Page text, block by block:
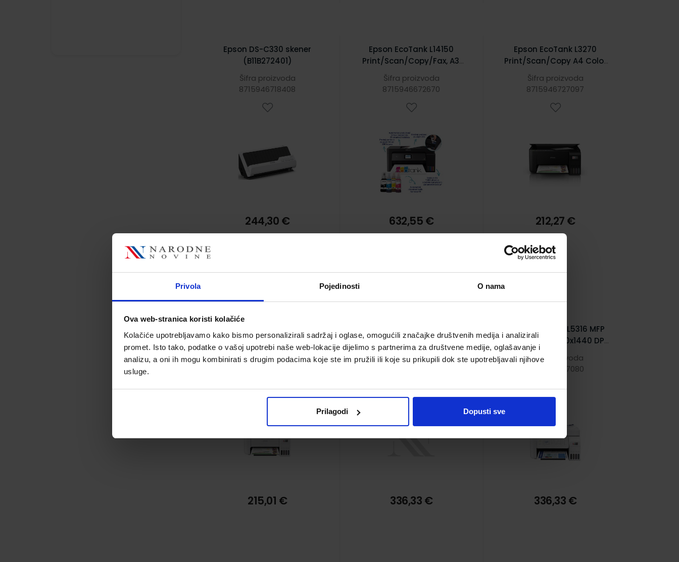
Privola Pojedinosti O nama
Ova web-stranica koristi kolačiće
Kolačiće upotrebljavamo kako bismo personalizirali sadržaj i oglase, omogućili značajke društvenih medija i analizirali
promet. Isto tako, podatke o vašoj upotrebi naše web-lokacije dijelimo s partnerima za društvene medije, oglašavanje i
analizu, a oni ih mogu kombinirati s drugim podacima koje ste im pružili ili koje su prikupili dok ste upotrebljavali njihove
usluge.
Prilagodi Dopusti sve
Epson DS-C330 skener
(B11B272401)
Šifra proizvoda
8715946718408
244,30 €
Epson EcoTank L14150
Print/Scan/Copy/Fax, A3,
38 str./min, 4.800x1.200
DPI, USB/Ethernet/WiFi/Wi-
Šifra proizvoda
8715946672670
632,55 €
Epson EcoTank L3270
Print/Scan/Copy A4 Color
pisač 5760x1440 DPI, c/b
10/5 str/min, USB, Wi-Fi
Šifra proizvoda
8715946727097
212,27 €
Color A4 pisač, 5760x1440
dpi,10 str/min, USB, Wi-Fi
(C11CJ67436)
Šifra proizvoda
215,01 €
Print/Scan/Copy/Fax A4
pisač, 10 str/min.,
5760x1440 dpi, USB, Wi-Fi,
Šifra proizvoda
336,33 €
Epson EcoTank L5316 MFP
Color pisač 5760x1440 DPI,
c/b 10/5 str/min, Apple
AirPrint, Epson Connect,
Šifra proizvoda
8715946727080
336,33 €